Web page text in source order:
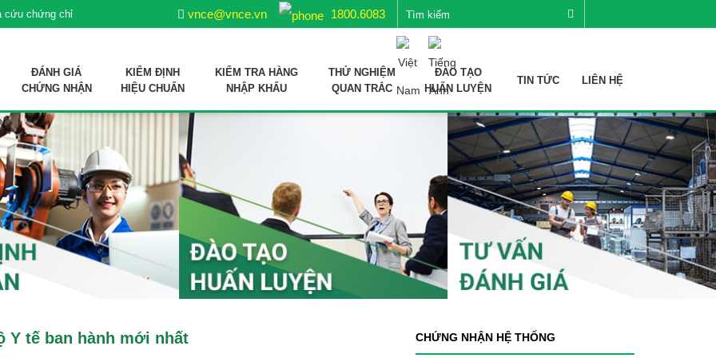
cứu chứng chỉ vnce@vnce.vn 1800.6083
ĐÁNH GIÁ
CHỨNG NHẬN
KIỂM ĐỊNH
HIỆU CHUẨN
KIỂM TRA HÀNG
NHẬP KHẨU
THỬ NGHIỆM
QUAN TRẮC
ĐÀO TẠO
HUẤN LUYỆN
TIN TỨC LIÊN HỆ
Y tế ban hành mới nhất CHỨNG NHẬN HỆ THỐNG